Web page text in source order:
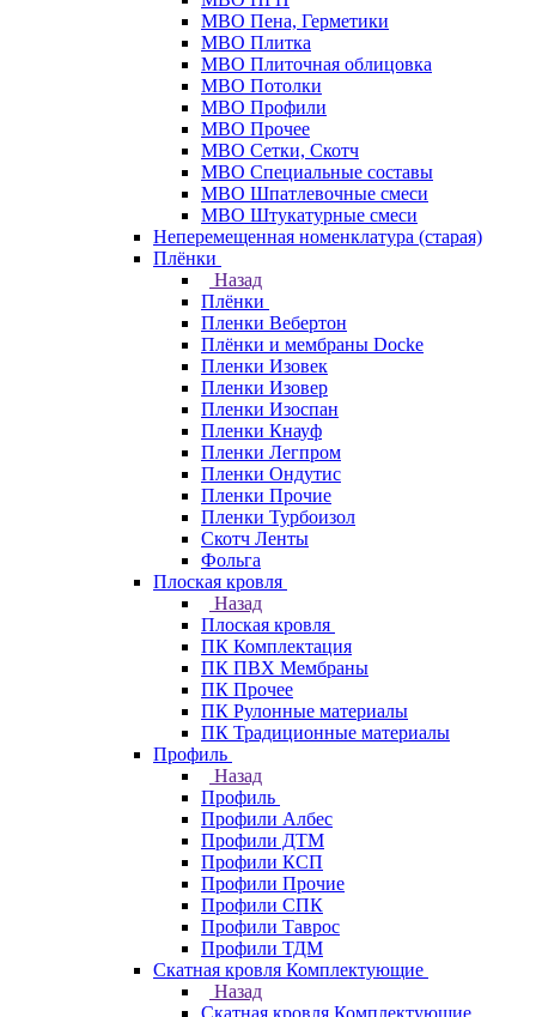
МВО Пена, Герметики
МВО Плитка
МВО Плиточная облицовка
МВО Потолки
МВО Профили
МВО Прочее
МВО Сетки, Скотч
МВО Специальные составы
МВО Шпатлевочные смеси
МВО Штукатурные смеси
Неперемещенная номенклатура (старая)
Плёнки
Назад
Плёнки
Пленки Вебертон
Плёнки и мембраны Docke
Пленки Изовек
Пленки Изовер
Пленки Изоспан
Пленки Кнауф
Пленки Легпром
Пленки Ондутис
Пленки Прочие
Пленки Турбоизол
Скотч Ленты
Фольга
Плоская кровля
Назад
Плоская кровля
ПК Комплектация
ПК ПВХ Мембраны
ПК Прочее
ПК Рулонные материалы
ПК Традиционные материалы
Профиль
Назад
Профиль
Профили Албес
Профили ДТМ
Профили КСП
Профили Прочие
Профили СПК
Профили Таврос
Профили ТДМ
Скатная кровля Комплектующие
Назад
Скатная кровля Комплектующие